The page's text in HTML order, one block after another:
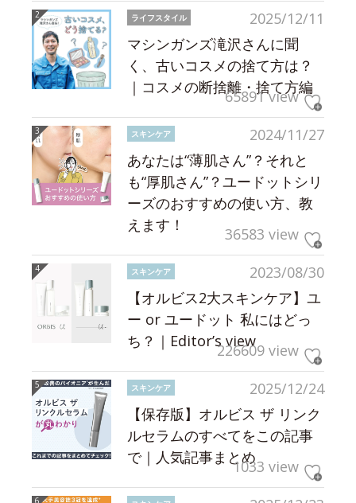
2025/12/11
ライフスタイル
マシンガンズ滝沢さんに聞
く、古いコスメの捨て方は？
｜コスメの断捨離・捨て方編
65891 view
2024/11/27
スキンケア
あなたは“薄肌さん”？それと
も“厚肌さん”？ユードットシリ
ーズのおすすめの使い方、教
えます！
36583 view
2023/08/30
スキンケア
【オルビス2大スキンケア】ユ
ー or ユードット 私にはどっ
ち？｜Editor’s view226609 view
2025/12/24
スキンケア
【保存版】オルビス ザ リンク
ルセラムのすべてをこの記事
で｜人気記事まとめ1033 view